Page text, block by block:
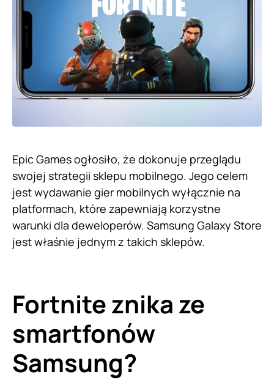
Epic Games ogłosiło, że dokonuje przeglądu
swojej strategii sklepu mobilnego. Jego celem
jest wydawanie gier mobilnych wyłącznie na
platformach, które zapewniają korzystne
warunki dla deweloperów. Samsung Galaxy Store
jest właśnie jednym z takich sklepów.
Fortnite znika ze
smartfonów
Samsung?